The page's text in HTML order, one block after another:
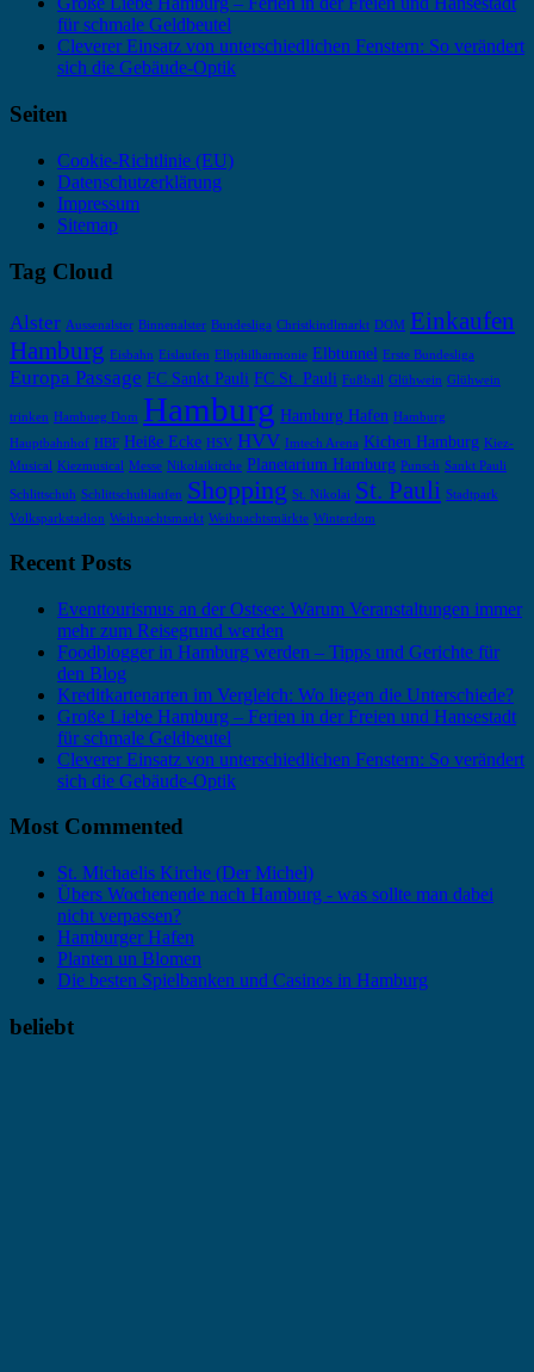
für schmale Geldbeutel
Cleverer Einsatz von unterschiedlichen Fenstern: So verändert
sich die Gebäude-Optik
Seiten
Cookie-Richtlinie (EU)
Datenschutzerklärung
Impressum
Sitemap
Tag Cloud
Alster Aussenalster Binnenalster Bundesliga Christkindlmarkt DOM Einkaufen
Hamburg Eisbahn Eislaufen Elbphilharmonie Elbtunnel Erste Bundesliga
Europa Passage FC Sankt Pauli FC St. Pauli Fußball Glühwein Glühwein
trinken Hambueg Dom Hamburg Hamburg Hafen Hamburg
Hauptbahnhof HBF Heiße Ecke HSV HVV Imtech Arena Kichen Hamburg Kiez-
Musical Kiezmusical Messe Nikolaikirche Planetarium Hamburg Punsch Sankt Pauli
Schlittschuh Schlittschuhlaufen Shopping St. Nikolai St. Pauli Stadtpark
Volksparkstadion Weihnachtsmarkt Weihnachtsmärkte Winterdom
Recent Posts
Eventtourismus an der Ostsee: Warum Veranstaltungen immer
mehr zum Reisegrund werden
Foodblogger in Hamburg werden – Tipps und Gerichte für
den Blog
Kreditkartenarten im Vergleich: Wo liegen die Unterschiede?
Große Liebe Hamburg – Ferien in der Freien und Hansestadt
für schmale Geldbeutel
Cleverer Einsatz von unterschiedlichen Fenstern: So verändert
sich die Gebäude-Optik
Most Commented
St. Michaelis Kirche (Der Michel)
Übers Wochenende nach Hamburg - was sollte man dabei
nicht verpassen?
Hamburger Hafen
Planten un Blomen
Die besten Spielbanken und Casinos in Hamburg
beliebt